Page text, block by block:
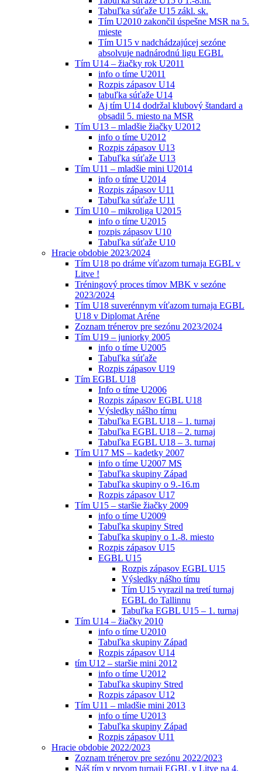
Tabuľka súťaže U15 zákl. sk.
Tím U2010 zakončil úspešne MSR na 5.
mieste
Tím U15 v nadchádzajúcej sezóne
absolvuje nadnárodnú ligu EGBL
Tím U14 – žiačky rok U2011
info o tíme U2011
Rozpis zápasov U14
tabuľka súťaže U14
Aj tím U14 dodržal klubový štandard a
obsadil 5. miesto na MSR
Tím U13 – mladšie žiačky U2012
info o tíme U2012
Rozpis zápasov U13
Tabuľka súťaže U13
Tím U11 – mladšie mini U2014
info o tíme U2014
Rozpis zápasov U11
Tabuľka súťaže U11
Tím U10 – mikroliga U2015
info o tíme U2015
rozpis zápasov U10
Tabuľka súťaže U10
Hracie obdobie 2023/2024
Tím U18 po dráme víťazom turnaja EGBL v
Litve !
Tréningový proces tímov MBK v sezóne
2023/2024
Tím U18 suverénnym víťazom turnaja EGBL
U18 v Diplomat Aréne
Zoznam trénerov pre sezónu 2023/2024
Tím U19 – juniorky 2005
info o tíme U2005
Tabuľka súťaže
Rozpis zápasov U19
Tím EGBL U18
Info o tíme U2006
Rozpis zápasov EGBL U18
Výsledky nášho tímu
Tabuľka EGBL U18 – 1. turnaj
Tabuľka EGBL U18 – 2. turnaj
Tabuľka EGBL U18 – 3. turnaj
Tím U17 MS – kadetky 2007
info o tíme U2007 MS
Tabuľka skupiny Západ
Tabuľka skupiny o 9.-16.m
Rozpis zápasov U17
Tím U15 – staršie žiačky 2009
info o tíme U2009
Tabuľka skupiny Stred
Tabuľka skupiny o 1.-8. miesto
Rozpis zápasov U15
EGBL U15
Rozpis zápasov EGBL U15
Výsledky nášho tímu
Tím U15 vyrazil na tretí turnaj
EGBL do Tallinnu
Tabuľka EGBL U15 – 1. turnaj
Tím U14 – žiačky 2010
info o tíme U2010
Tabuľka skupiny Západ
Rozpis zápasov U14
tím U12 – staršie mini 2012
info o tíme U2012
Tabuľka skupiny Stred
Rozpis zápasov U12
Tím U11 – mladšie mini 2013
info o tíme U2013
Tabuľka skupiny Západ
Rozpis zápasov U11
Hracie obdobie 2022/2023
Zoznam trénerov pre sezónu 2022/2023
Náš tím v prvom turnaji EGBL v Litve na 4.